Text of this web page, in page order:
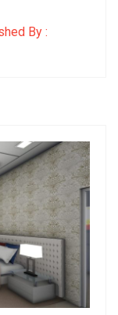
By :